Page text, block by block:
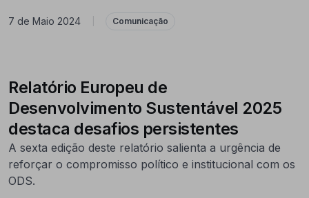
7 de Maio 2024 Comunicação
Relatório Europeu de
Desenvolvimento Sustentável 2025
destaca desafios persistentes
A sexta edição deste relatório salienta a urgência de
reforçar o compromisso político e institucional com os
ODS.